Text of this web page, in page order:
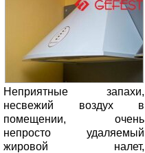
Неприятные запахи,
несвежий воздух в
помещении, очень
непросто удаляемый
жировой налет,